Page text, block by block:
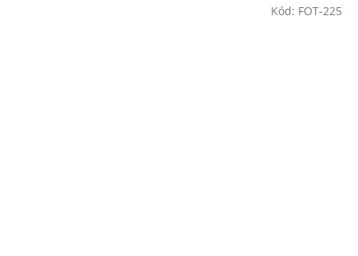
Kód: FOT-225